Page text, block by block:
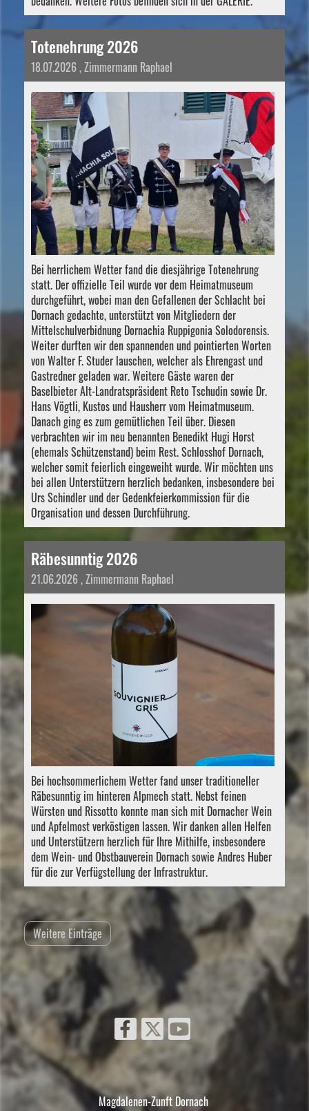
Totenehrung 2026
18.07.2026, Zimmermann Raphael
Bei herrlichem Wetter fand die diesjährige Totenehrung
statt. Der offizielle Teil wurde vor dem Heimatmuseum
durchgeführt, wobei man den Gefallenen der Schlacht bei
Dornach gedachte, unterstützt von Mitgliedern der
Mittelschulverbidnung Dornachia Ruppigonia Solodorensis.
Weiter durften wir den spannenden und pointierten Worten
von Walter F. Studer lauschen, welcher als Ehrengast und
Gastredner geladen war. Weitere Gäste waren der
Baselbieter Alt-Landratspräsident Reto Tschudin sowie Dr.
Hans Vögtli, Kustos und Hausherr vom Heimatmuseum.
Danach ging es zum gemütlichen Teil über. Diesen
verbrachten wir im neu benannten Benedikt Hugi Horst
(ehemals Schützenstand) beim Rest. Schlosshof Dornach,
welcher somit feierlich eingeweiht wurde. Wir möchten uns
bei allen Unterstützern herzlich bedanken, insbesondere bei
Urs Schindler und der Gedenkfeierkommission für die
Organisation und dessen Durchführung.
Räbesunntig 2026
21.06.2026, Zimmermann Raphael
Bei hochsommerlichem Wetter fand unser traditioneller
Räbesunntig im hinteren Alpmech statt. Nebst feinen
Würsten und Rissotto konnte man sich mit Dornacher Wein
und Apfelmost verköstigen lassen. Wir danken allen Helfen
und Unterstützern herzlich für Ihre Mithilfe, insbesondere
dem Wein- und Obstbauverein Dornach sowie Andres Huber
für die zur Verfügstellung der Infrastruktur.
Weitere Einträge
Magdalenen-Zunft Dornach